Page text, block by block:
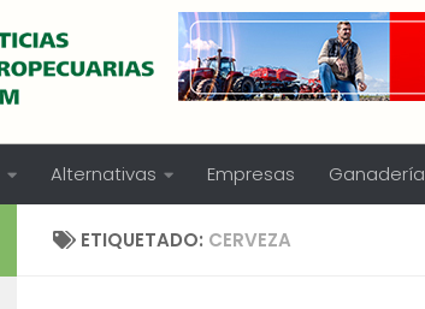
Alternativas Empresas Ganadería
ETIQUETADO: CERVEZA